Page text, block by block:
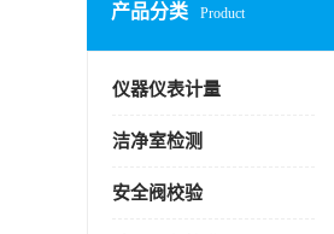
产品分类 Product
仪器仪表计量
洁净室检测
安全阀校验